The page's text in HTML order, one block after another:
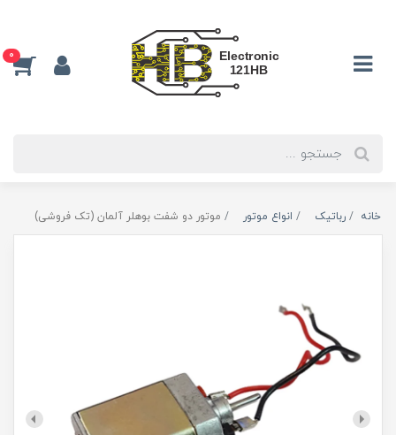
0
خانه رباتیک انواع موتور موتور دو شفت بوهلر آلمان (تک فروشی)